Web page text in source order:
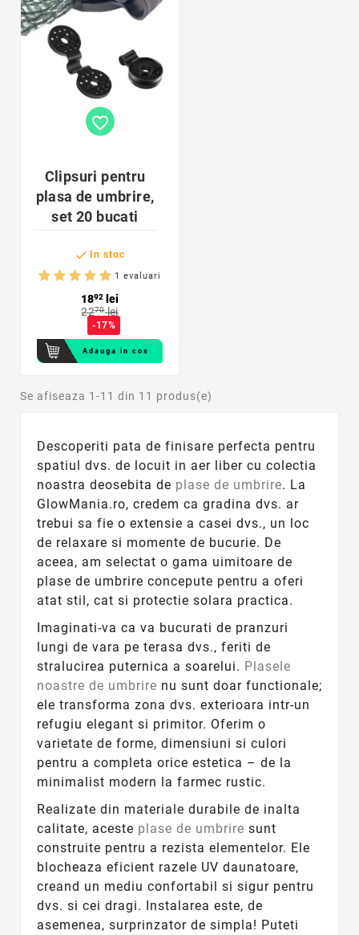
favorite_border
Clipsuri pentru
plasa de umbrire,
set 20 bucati
 In stoc
1 evaluari
1892 lei
2270lei
-17%
Adauga in cos
Se afiseaza 1-11 din 11 produs(e)
Descoperiti pata de finisare perfecta pentru
spatiul dvs. de locuit in aer liber cu colectia
noastra deosebita de plase de umbrire. La
GlowMania.ro, credem ca gradina dvs. ar
trebui sa fie o extensie a casei dvs., un loc
de relaxare si momente de bucurie. De
aceea, am selectat o gama uimitoare de
plase de umbrire concepute pentru a oferi
atat stil, cat si protectie solara practica.
Imaginati-va ca va bucurati de pranzuri
lungi de vara pe terasa dvs., feriti de
stralucirea puternica a soarelui. Plasele
noastre de umbrire nu sunt doar functionale;
ele transforma zona dvs. exterioara intr-un
refugiu elegant si primitor. Oferim o
varietate de forme, dimensiuni si culori
pentru a completa orice estetica – de la
minimalist modern la farmec rustic.
Realizate din materiale durabile de inalta
calitate, aceste plase de umbrire sunt
construite pentru a rezista elementelor. Ele
blocheaza eficient razele UV daunatoare,
creand un mediu confortabil si sigur pentru
dvs. si cei dragi. Instalarea este, de
asemenea, surprinzator de simpla! Puteti